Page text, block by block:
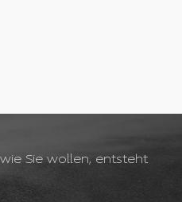
Sie wollen, entsteht